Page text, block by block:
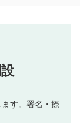
コメント
者間のトラ
を負いませ
、掲載となり
掲載されない
す。署名・捺